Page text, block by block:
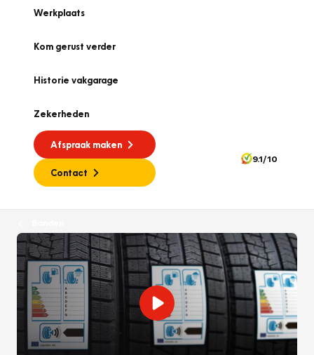
Werkplaats
Kom gerust verder
Historie vakgarage
Zekerheden
Afspraak maken
Contact
9.1/10